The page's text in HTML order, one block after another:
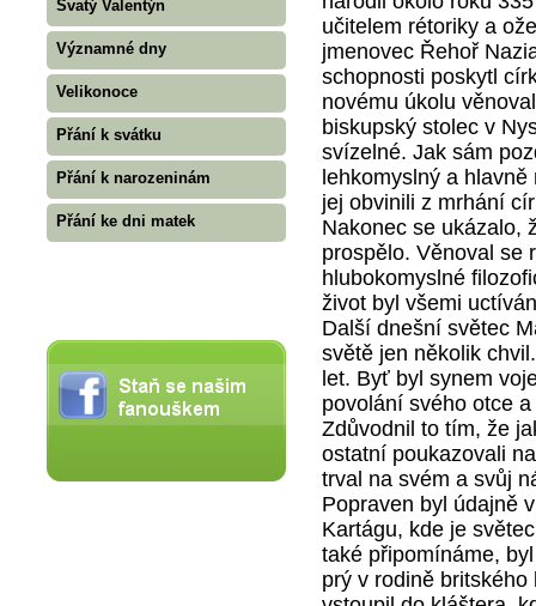
Svatý Valentýn
Významné dny
Velikonoce
Přání k svátku
Přání k narozeninám
Přání ke dni matek
učitelem rétoriky a
jmenovec Řehoř
schopnosti poskytl
novému úkolu
biskupský stolec v
svízelné. Jak sám
lehkomyslný a
jej obvinili z mrhání
Nakonec se ukázalo,
prospělo. Věnoval se
hlubokomyslné
život byl všemi
Další dnešní světec
světě jen několik
let. Byť byl synem
povolání svého otce
Zdůvodnil to tím, že
ostatní poukazovali
trval na svém a svůj
Popraven byl údajně
Kartágu, kde je
také připomínáme,
prý v rodině